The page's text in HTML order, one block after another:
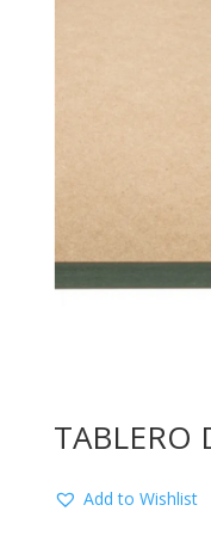
TABLERO
Add to Wishlist